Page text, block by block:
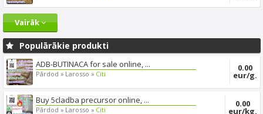
Vairāk
Populārākie produkti
ADB-BUTINACA for sale online, ...
Pārdod » Larosso » Citi
0.00
eur/g.
Buy 5cladba precursor online, ...
Pārdod » Larosso » Citi
0.00
eur/kg.